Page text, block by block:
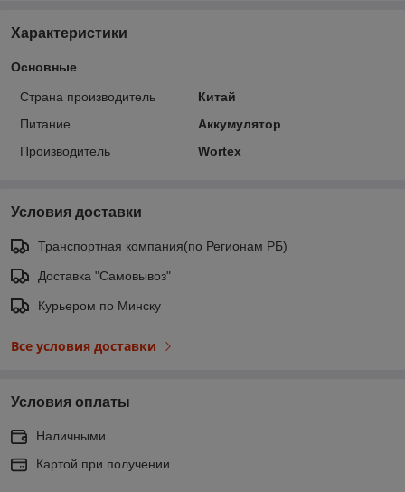
Характеристики
Основные
Страна производитель
Китай
Питание
Аккумулятор
Производитель
Wortex
Условия доставки
Транспортная компания(по Регионам РБ)
Доставка "Самовывоз"
Курьером по Минску
Все условия доставки
Условия оплаты
Наличными
Картой при получении